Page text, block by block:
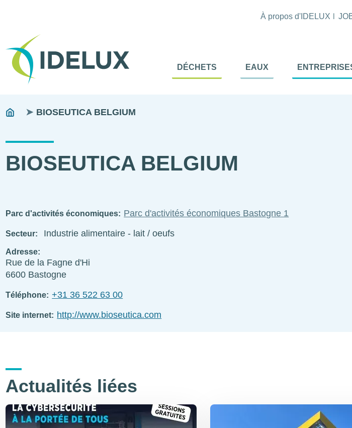
Tête
À propos d'IDELUX
Navigation
Menu
DÉCHETS EAUX
Fils
You
BIOSEUTICA BELGIUM
BIOSEUTICA BELGIUM
Parc d'activités économiques Parc d'activités économiques Bastogne 1
Secteur Industrie alimentaire - lait / oeufs
Adresse
Rue de la Fagne d'Hi
6600 Bastogne
Téléphone +31 36 522 63 00
Site internet http://www.bioseutica.com
Actualités liées